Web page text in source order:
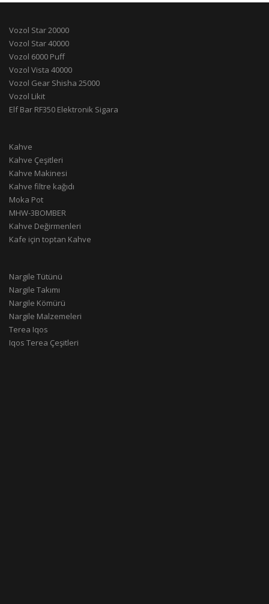
Vozol Star 20000
Vozol Star 40000
Vozol 6000 Puff
Vozol Vista 40000
Vozol Gear Shisha 25000
Vozol Likit
Elf Bar RF350 Elektronik Sigara
Kahve
Kahve Çeşitleri
Kahve Makinesi
Kahve filtre kağıdı
Moka Pot
MHW-3BOMBER
Kahve Değirmenleri
Kafe için toptan Kahve
Nargile Tütünü
Nargile Takımı
Nargile Kömürü
Nargile Malzemeleri
Terea Iqos
Iqos Terea Çeşitleri